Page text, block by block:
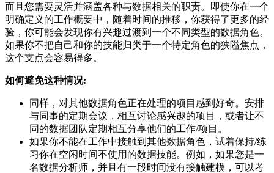
而且您需要灵活并涵盖各种与数据相关的职责。即使你在一个
明确定义的工作概要中，随着时间的推移，你获得了更多的经
验，你可能会发现你有兴趣过渡到一个不同类型的数据角色。
如果你不把自己和你的技能归类于一个特定角色的狭隘焦点，
这个支点会容易得多。
如何避免这种情况:
同样，对其他数据角色正在处理的项目感到好奇。安排
与同事的定期会议，相互讨论感兴趣的项目，或者让不
同的数据团队定期相互分享他们的工作/项目。
如果你不能在工作中接触到其他数据角色，试着保持/练
习你在空闲时间不使用的数据技能。例如，如果您是一
名数据分析师，并且有一段时间没有接触建模，可以考